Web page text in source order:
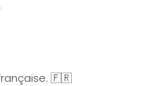
🇫🇷